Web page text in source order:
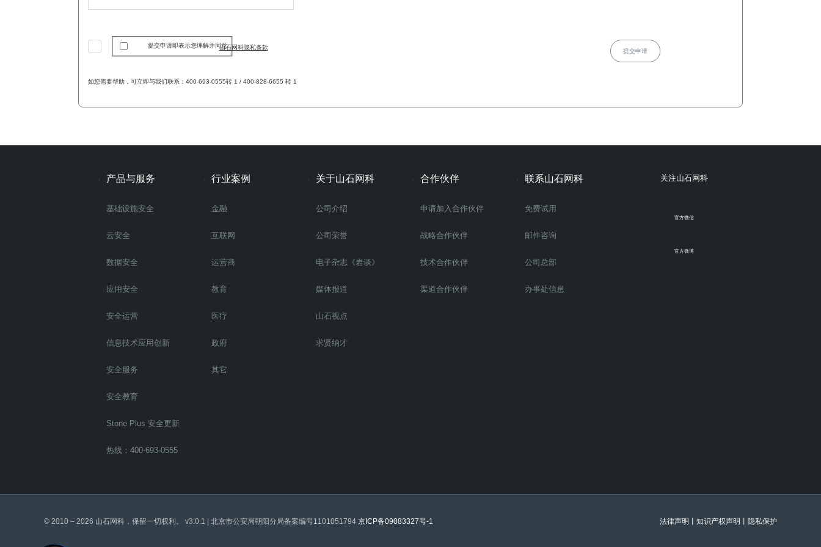
提交申请即表示您理解并同意山石网科隐私条款
提交申请
如您需要帮助，可立即与我们联系：400-693-0555转 1 / 400-828-6655 转 1
产品与服务
基础设施安全
云安全
数据安全
应用安全
安全运营
信息技术应用创新
安全服务
安全教育
Stone Plus 安全更新
热线：400-693-0555
行业案例
金融
互联网
运营商
教育
医疗
政府
其它
关于山石网科
公司介绍
公司荣誉
电子杂志《岩谈》
媒体报道
山石视点
求贤纳才
合作伙伴
申请加入合作伙伴
战略合作伙伴
技术合作伙伴
渠道合作伙伴
联系山石网科
免费试用
邮件咨询
公司总部
办事处信息
关注山石网科
官方微信
官方微博
© 2010 – 2026 山石网科，保留一切权利。 v3.0.1 | 北京市公安局朝阳分局备案编号1101051794 京ICP备09083327号-1 法律声明 知识产权声明 隐私保护